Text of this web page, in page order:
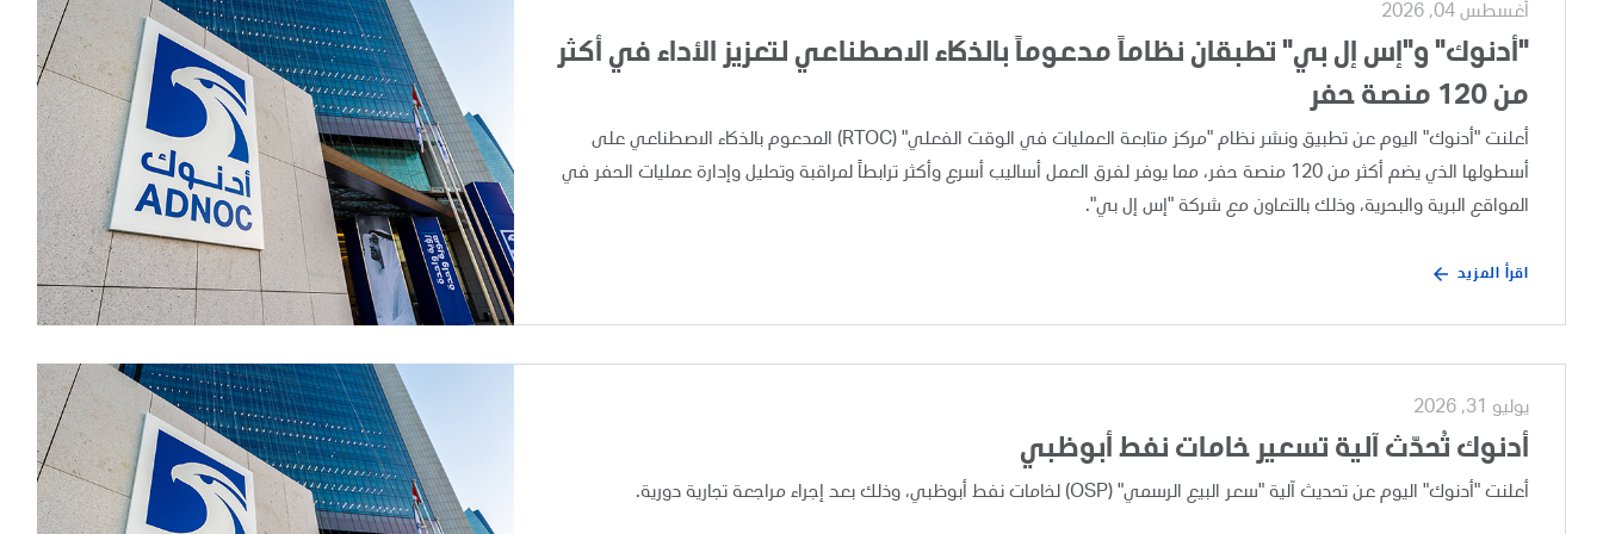
أغسطس 04, 2026
"أدنوك" و"إس إل بي" تطبقان نظاماً مدعوماً بالذكاء الاصطناعي لتعزيز الأداء في أكثر
من 120 منصة حفر
أعلنت "أدنوك" اليوم عن تطبيق ونشر نظام "مركز متابعة العمليات في الوقت الفعلي" (RTOC) المدعوم بالذكاء الاصطناعي على
أسطولها الذي يضم أكثر من 120 منصة حفر، مما يوفر لفرق العمل أساليب أسرع وأكثر ترابطاً لمراقبة وتحليل وإدارة عمليات الحفر في
المواقع البرية والبحرية، وذلك بالتعاون مع شركة "إس إل بي".
اقرأ المزيد
يوليو 31, 2026
أدنوك تُحدّث آلية تسعير خامات نفط أبوظبي
أعلنت "أدنوك" اليوم عن تحديث آلية "سعر البيع الرسمي" (OSP) لخامات نفط أبوظبي، وذلك بعد إجراء مراجعة تجارية دورية.